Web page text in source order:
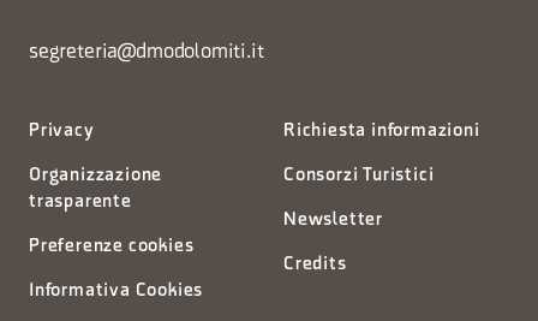
segreteria@dmodolomiti.it
Privacy
Organizzazione
trasparente
Preferenze cookies
Informativa Cookies
Richiesta informazioni
Consorzi Turistici
Newsletter
Credits